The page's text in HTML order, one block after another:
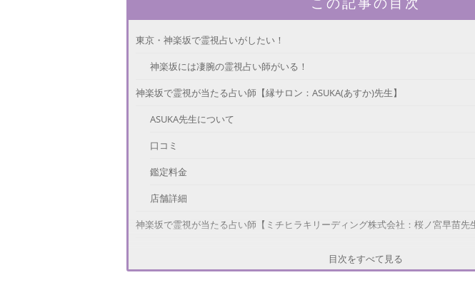
東京・神楽坂で霊視占いがしたい！
神楽坂には凄腕の霊視占い師がいる！
神楽坂で霊視が当たる占い師【縁サロン：ASUKA(あすか)先生】
ASUKA先生について
口コミ
鑑定料金
店舗詳細
神楽坂で霊視が当たる占い師【ミチヒラキリーディング株式会社：桜ノ宮早苗先
目次をすべて見る